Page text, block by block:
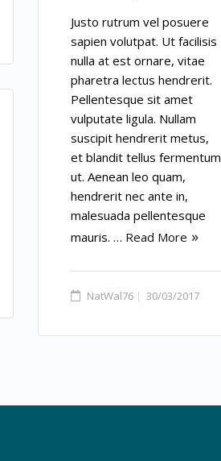
Justo rutrum vel posuere
sapien volutpat. Ut facilisis
nulla at est ornare, vitae
pharetra lectus hendrerit.
Pellentesque sit amet
vulputate ligula. Nullam
suscipit hendrerit metus,
et blandit tellus fermentum
ut. Aenean leo quam,
hendrerit nec ante in,
malesuada pellentesque
mauris. … Read More
NatWal76 30/03/2017